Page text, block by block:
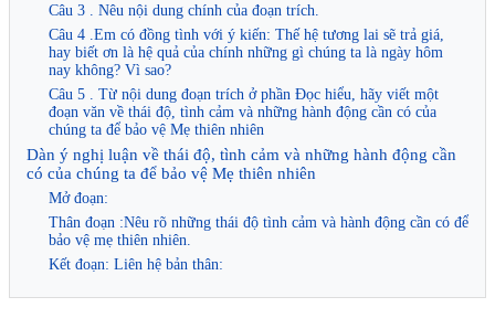
Câu 3 . Nêu nội dung chính của đoạn trích.
Câu 4 .Em có đồng tình với ý kiến: Thế hệ tương lai sẽ trả giá,
hay biết ơn là hệ quả của chính những gì chúng ta là ngày hôm
nay không? Vì sao?
Câu 5 . Từ nội dung đoạn trích ở phần Đọc hiểu, hãy viết một
đoạn văn về thái độ, tình cảm và những hành động cần có của
chúng ta để bảo vệ Mẹ thiên nhiên
Dàn ý nghị luận về thái độ, tình cảm và những hành động cần
có của chúng ta để bảo vệ Mẹ thiên nhiên
Mở đoạn:
Thân đoạn :Nêu rõ những thái độ tình cảm và hành động cần có để
bảo vệ mẹ thiên nhiên.
Kết đoạn: Liên hệ bản thân: